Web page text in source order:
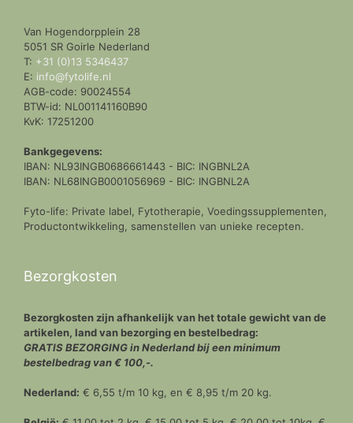
Van Hogendorpplein 28
5051 SR Goirle Nederland
T: +31 (0)13 5346437
E: info@fytolife.nl
AGB-code: 90024554
BTW-id: NL001141160B90
KvK: 17251200
Bankgegevens:
IBAN: NL93INGB0686661443 - BIC: INGBNL2A
IBAN: NL68INGB0001056969 - BIC: INGBNL2A
Fyto-life: Private label, Fytotherapie, Voedingssupplementen,
Productontwikkeling, samenstellen van unieke recepten.
Bezorgkosten
Bezorgkosten zijn afhankelijk van het totale gewicht van de
artikelen, land van bezorging en bestelbedrag:
GRATIS BEZORGING in Nederland bij een minimum
bestelbedrag van € 100,-.
Nederland: € 6,55 t/m 10 kg, en € 8,95 t/m 20 kg.